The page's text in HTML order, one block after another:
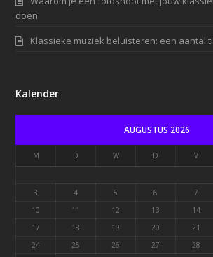
doen
Klassieke muziek beluisteren: een aantal
Kalender
AUGUSTUS 2026
M D W D V
3
4 5 6 7
10
11 12 13 14
17
18 19 20 21
24
25 26 27 28